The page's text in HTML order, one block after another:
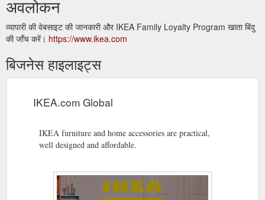
अवलोकन
व्यापारी की वेबसाइट की जानकारी और IKEA Family Loyalty Program खाता बिंदु
की जाँच करें। https://www.ikea.com
बिजनेस हाइलाइट्स
IKEA.com Global
IKEA furniture and home accessories are practical,
well designed and affordable.